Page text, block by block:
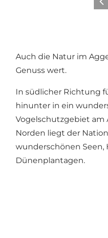
Auch die Natur im
Genuss wert.
In südlicher Richtung
hinunter in ein
Vogelschutzgebiet am
Norden liegt der
wunderschönen
Dünenplantagen.